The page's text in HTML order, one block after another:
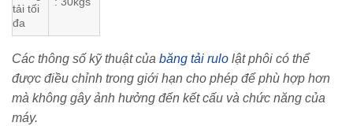
tải tối
đa
Các thông số kỹ thuật của băng tải rulo lật phôi có thể
được điều chỉnh trong giới hạn cho phép để phù hợp hơn
mà không gây ảnh hưởng đến kết cấu và chức năng của
máy.